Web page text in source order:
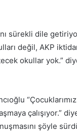
sürekli dile
değil, AKP
okullar yok.”
çalışıyor.”
şöyle